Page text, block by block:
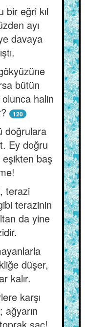
bir eğri kıl
ayı
davaya
bütün
halin
120
doğrulara
Ey doğru
baş
terazi
terazinin
da yine
düşer,
kalır.
karşı
ağyarın